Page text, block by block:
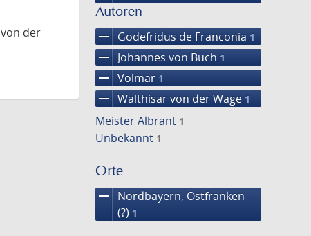
Autoren
remove Godefridus de Franconia 1
remove Johannes von Buch 1
remove Volmar 1
remove Walthisar von der Wage 1
Meister Albrant 1
Unbekannt 1
Orte
remove
Nordbayern, Ostfranken
(?) 1
der